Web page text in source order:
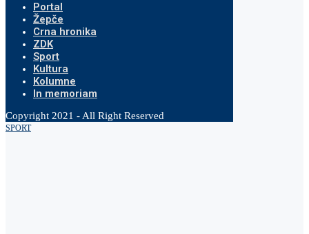
Portal
Žepče
Crna hronika
ZDK
Sport
Kultura
Kolumne
In memoriam
Copyright 2021 - All Right Reserved
SPORT